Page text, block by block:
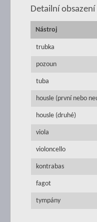
Detailní obsazení
Nástroj
trubka
pozoun
tuba
housle (první nebo
housle (druhé)
viola
violoncello
kontrabas
fagot
tympány